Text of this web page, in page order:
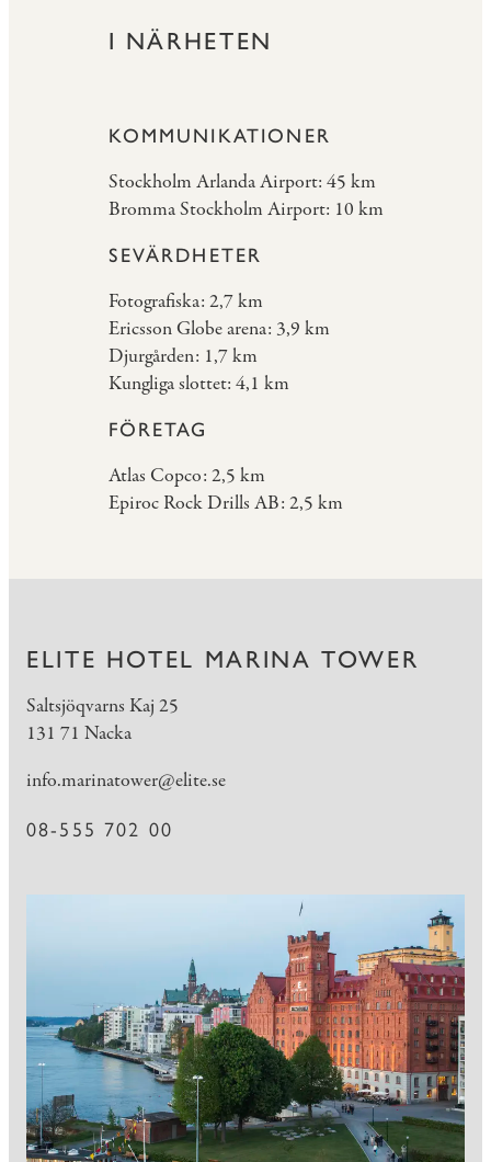
I NÄRHETEN
KOMMUNIKATIONER
Stockholm Arlanda Airport: 45 km
Bromma Stockholm Airport: 10 km
SEVÄRDHETER
Fotografiska: 2,7 km
Ericsson Globe arena: 3,9 km
Djurgården: 1,7 km
Kungliga slottet: 4,1 km
FÖRETAG
Atlas Copco: 2,5 km
Epiroc Rock Drills AB: 2,5 km
ELITE HOTEL MARINA TOWER
Saltsjöqvarns Kaj 25
131 71 Nacka
info.marinatower@elite.se
08-555 702 00